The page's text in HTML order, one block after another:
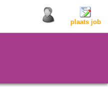
plaats job